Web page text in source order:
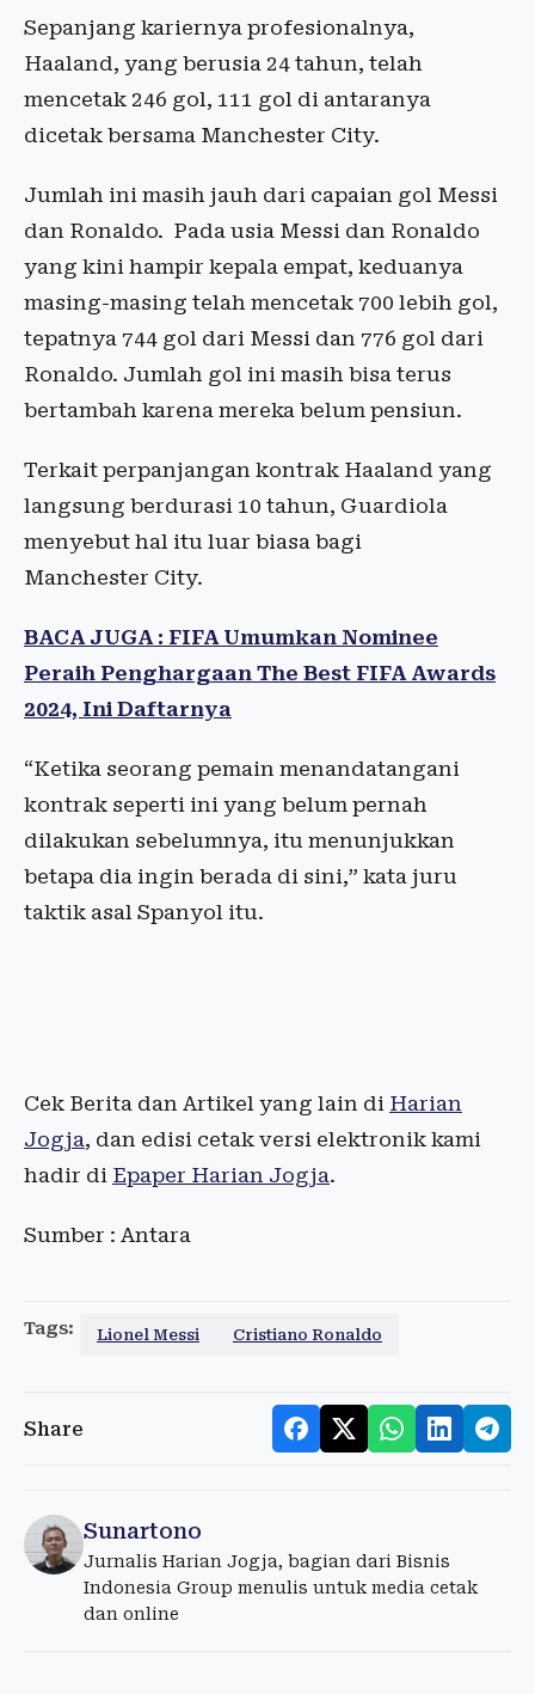
Sepanjang kariernya profesionalnya,
Haaland, yang berusia 24 tahun, telah
mencetak 246 gol, 111 gol di antaranya
dicetak bersama Manchester City.
Jumlah ini masih jauh dari capaian gol Messi
dan Ronaldo. Pada usia Messi dan Ronaldo
yang kini hampir kepala empat, keduanya
masing-masing telah mencetak 700 lebih gol,
tepatnya 744 gol dari Messi dan 776 gol dari
Ronaldo. Jumlah gol ini masih bisa terus
bertambah karena mereka belum pensiun.
Terkait perpanjangan kontrak Haaland yang
langsung berdurasi 10 tahun, Guardiola
menyebut hal itu luar biasa bagi
Manchester City.
BACA JUGA : FIFA Umumkan Nominee
Peraih Penghargaan The Best FIFA Awards
2024, Ini Daftarnya
“Ketika seorang pemain menandatangani
kontrak seperti ini yang belum pernah
dilakukan sebelumnya, itu menunjukkan
betapa dia ingin berada di sini,” kata juru
taktik asal Spanyol itu.
Cek Berita dan Artikel yang lain di Harian
Jogja, dan edisi cetak versi elektronik kami
hadir di Epaper Harian Jogja.
Sumber : Antara
Tags: Lionel Messi Cristiano Ronaldo
Share
Sunartono
Jurnalis Harian Jogja, bagian dari Bisnis
Indonesia Group menulis untuk media cetak
dan online